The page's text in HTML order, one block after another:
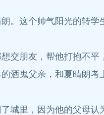
这个帅气阳光的转学
朋友，帮他打抱不平
酒鬼父亲，和夏晴朗
里，因为他的父母认